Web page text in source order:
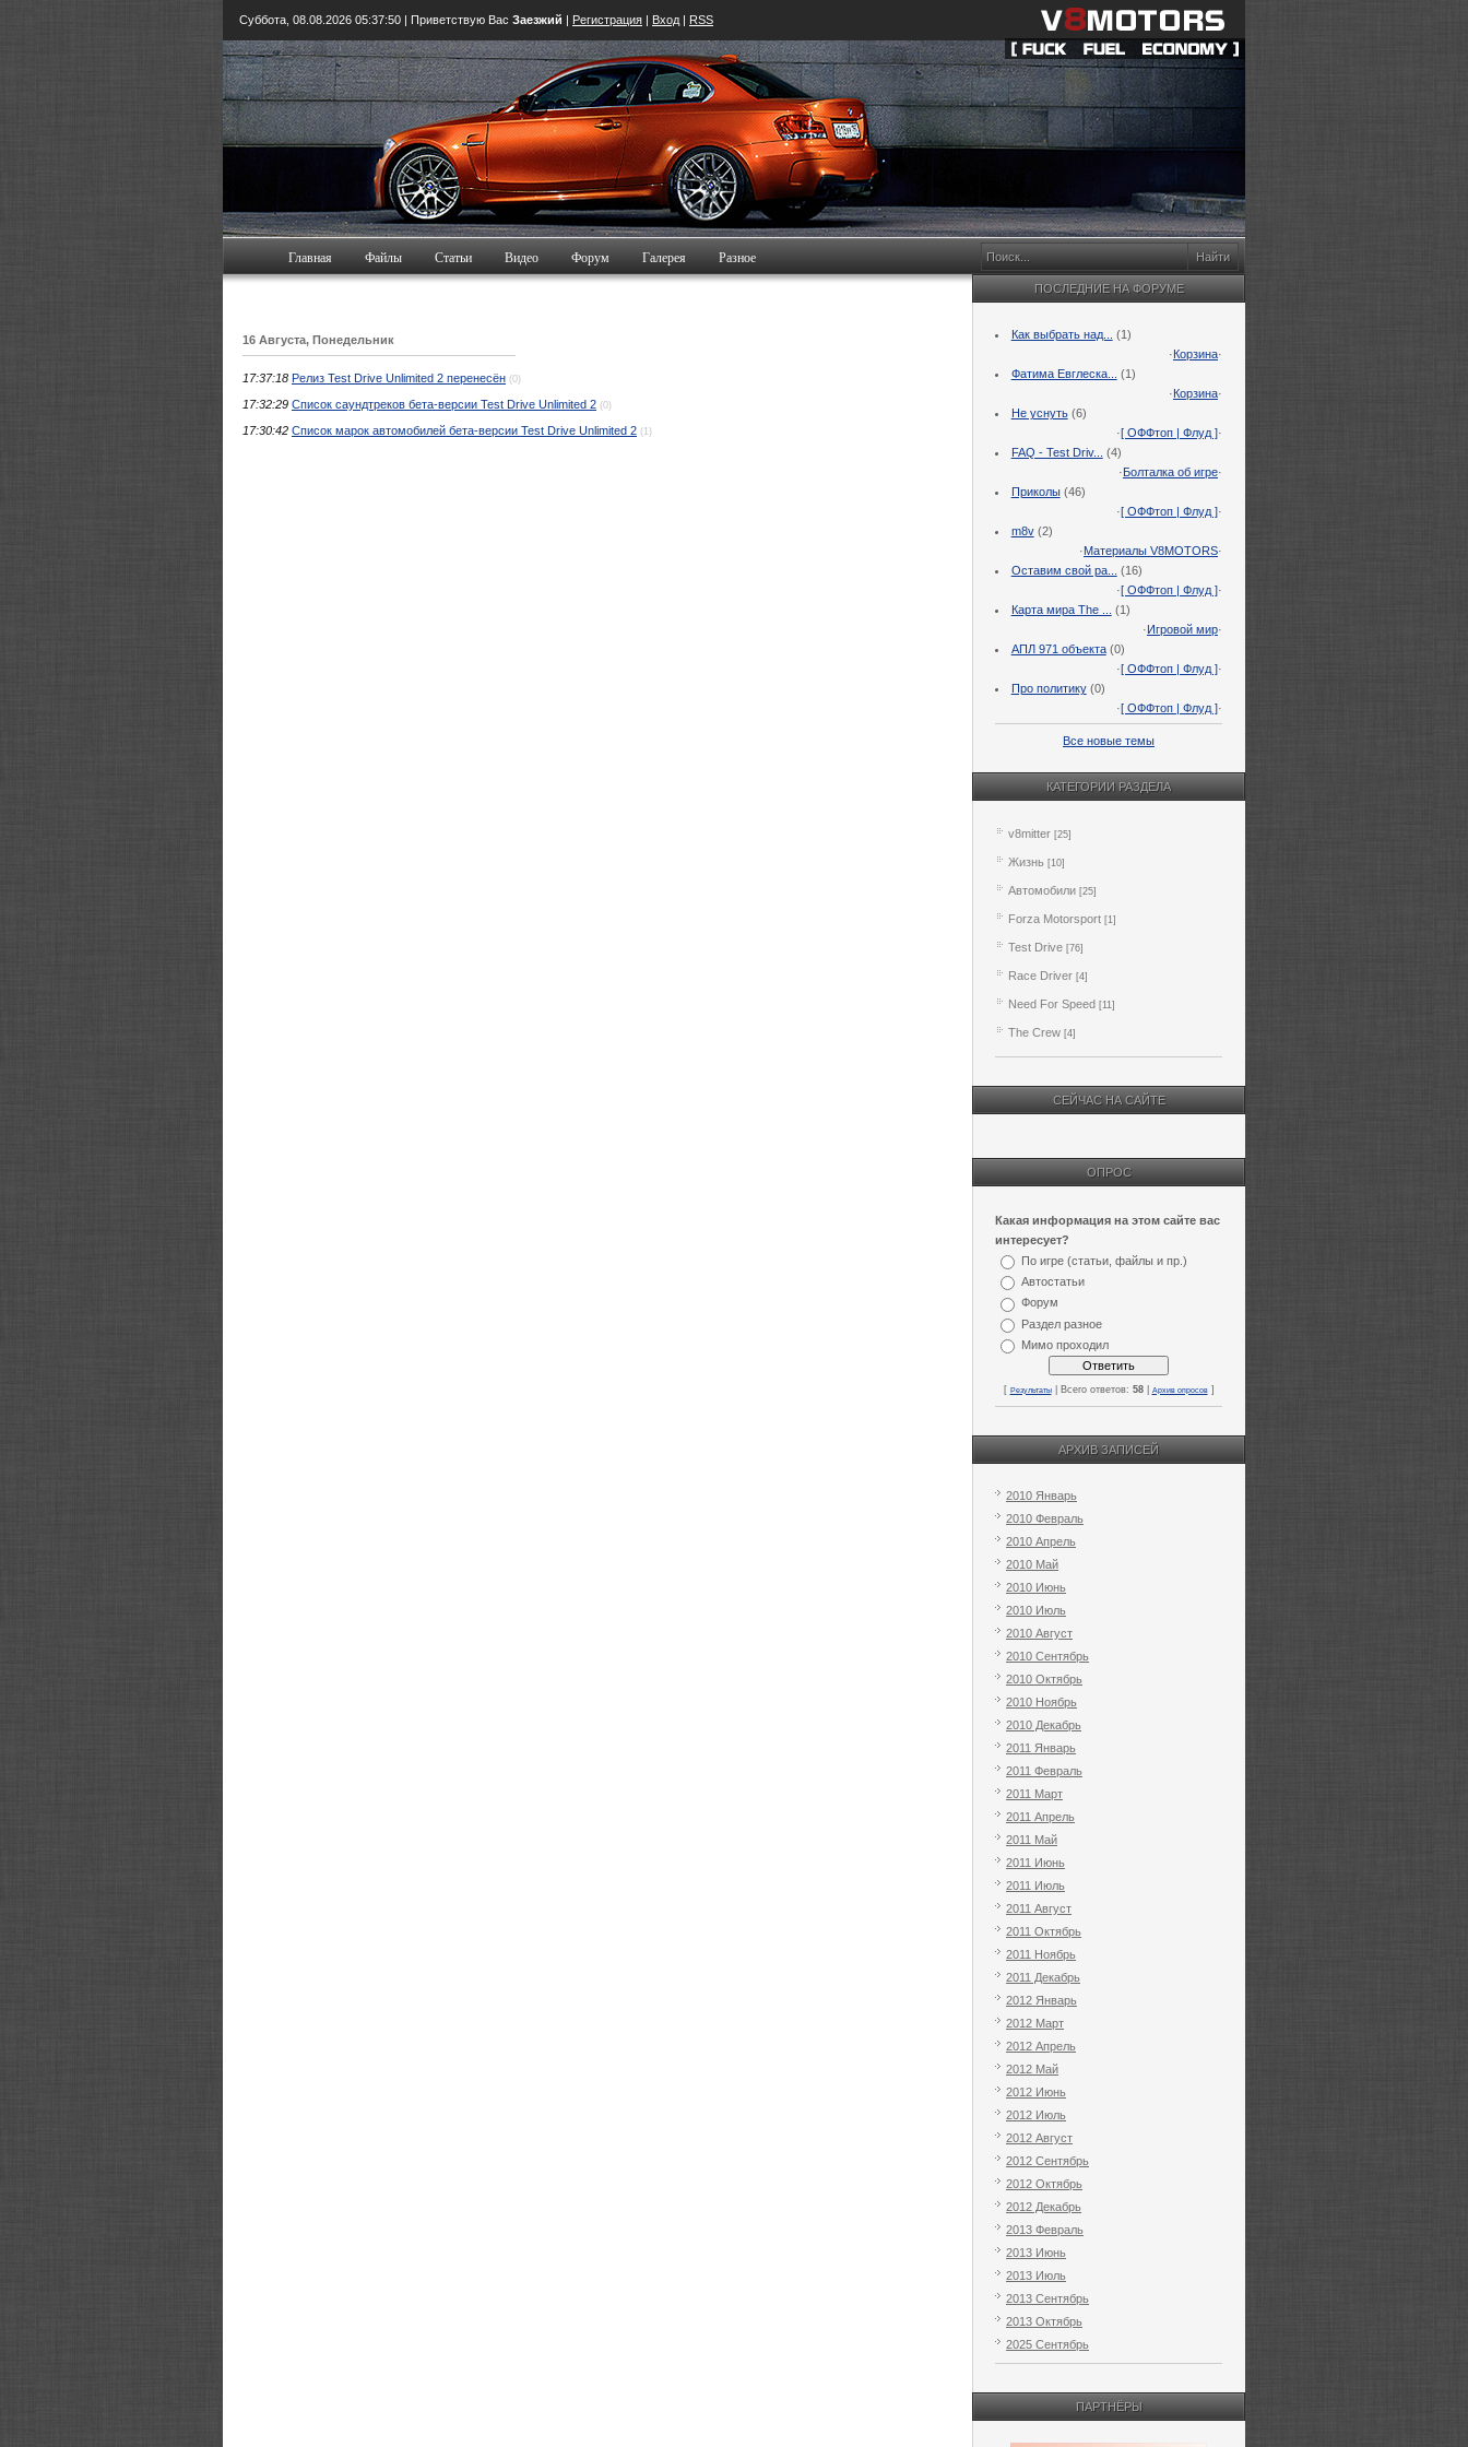
Суббота, 08.08.2026 05:37:51 | Приветствую Вас Заезжий | Регистрация | Вход | RSS
Главная Файлы Статьи Видео Форум Галерея Разное
16 Августа, Понедельник
17:37:18 Релиз Test Drive Unlimited 2 перенесён (0)
17:32:29 Список саундтреков бета-версии Test Drive Unlimited 2 (0)
17:30:42 Список марок автомобилей бета-версии Test Drive Unlimited 2 (1)
ПОСЛЕДНИЕ НА ФОРУМЕ
Как выбрать над...
(1)
·Корзина·
Фатима Евглеска...
(1)
·Корзина·
Не уснуть (6)
·[ ОФФтоп | Флуд ]·
FAQ - Test Driv...
(4)
·Болталка об игре·
Приколы (46)
·[ ОФФтоп | Флуд ]·
m8v (2)
·Материалы V8MOTORS·
Оставим свой ра...
(16)
·[ ОФФтоп | Флуд ]·
Карта мира The ...
(1)
·Игровой мир·
АПЛ 971 объекта (0)
·[ ОФФтоп | Флуд ]·
Про политику (0)
·[ ОФФтоп | Флуд ]·
Все новые темы
КАТЕГОРИИ РАЗДЕЛА
v8mitter [25]
Жизнь [10]
Автомобили [25]
Forza Motorsport [1]
Test Drive [76]
Race Driver [4]
Need For Speed [11]
The Crew [4]
СЕЙЧАС НА САЙТЕ
ОПРОС
Какая информация на этом сайте вас
интересует?
По игре (статьи, файлы и пр.)
Автостатьи
Форум
Раздел разное
Мимо проходил
[ Результаты| Всего ответов: 58| Архив опросов]
АРХИВ ЗАПИСЕЙ
2010 Январь
2010 Февраль
2010 Апрель
2010 Май
2010 Июнь
2010 Июль
2010 Август
2010 Сентябрь
2010 Октябрь
2010 Ноябрь
2010 Декабрь
2011 Январь
2011 Февраль
2011 Март
2011 Апрель
2011 Май
2011 Июнь
2011 Июль
2011 Август
2011 Октябрь
2011 Ноябрь
2011 Декабрь
2012 Январь
2012 Март
2012 Апрель
2012 Май
2012 Июнь
2012 Июль
2012 Август
2012 Сентябрь
2012 Октябрь
2012 Декабрь
2013 Февраль
2013 Июнь
2013 Июль
2013 Сентябрь
2013 Октябрь
2025 Сентябрь
ПАРТНЁРЫ